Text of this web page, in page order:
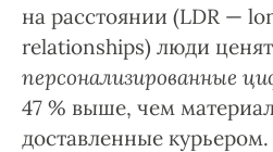
на расстоянии (LDR —
relationships) люди ценят
персонализированные
47 % выше, чем
доставленные